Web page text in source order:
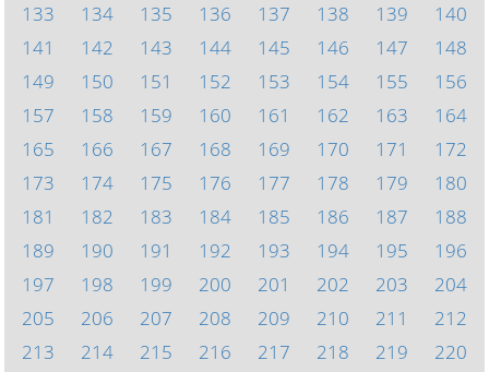
133
134 135 136 137 138 139
140
141
142 143 144 145 146 147
148
149
150 151 152 153 154 155
156
157
158 159 160 161 162 163
164
165
166 167 168 169 170 171
172
173
174 175 176 177 178 179
180
181
182 183 184 185 186 187
188
189
190 191 192 193 194 195
196
197
198 199 200 201 202 203
204
205
206 207 208 209 210 211
212
213
214 215 216 217 218 219
220